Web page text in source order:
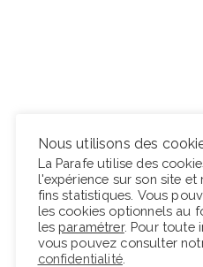
Tags
ÉCRITURE
LE NAUFRAGÉ NARRATEUR
RÉCIT RÉPÉTITION
Nous utilisons des
La Parafe utilise des
l'expérience sur son site
fins statistiques. Vous
les cookies optionnels au
les paramétrer. Pour toute
vous pouvez consulter
confidentialité.